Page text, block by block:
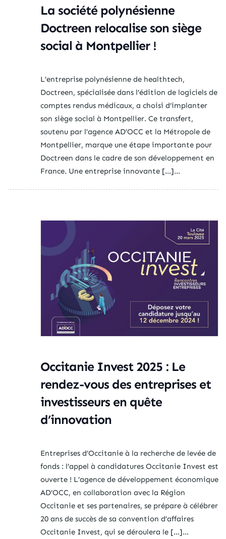
La société polynésienne
Doctreen relocalise son siège
social à Montpellier !
L’entreprise polynésienne de healthtech,
Doctreen, spécialisée dans l’édition de logiciels de
comptes rendus médicaux, a choisi d’implanter
son siège social à Montpellier. Ce transfert,
soutenu par l’agence AD’OCC et la Métropole de
Montpellier, marque une étape importante pour
Doctreen dans le cadre de son développement en
France. Une entreprise innovante […]...
Occitanie Invest 2025 : Le
rendez-vous des entreprises et
investisseurs en quête
d’innovation
Entreprises d’Occitanie à la recherche de levée de
fonds : l’appel à candidatures Occitanie Invest est
ouverte ! L’agence de développement économique
AD’OCC, en collaboration avec la Région
Occitanie et ses partenaires, se prépare à célébrer
20 ans de succès de sa convention d’affaires
Occitanie Invest, qui se déroulera le […]...